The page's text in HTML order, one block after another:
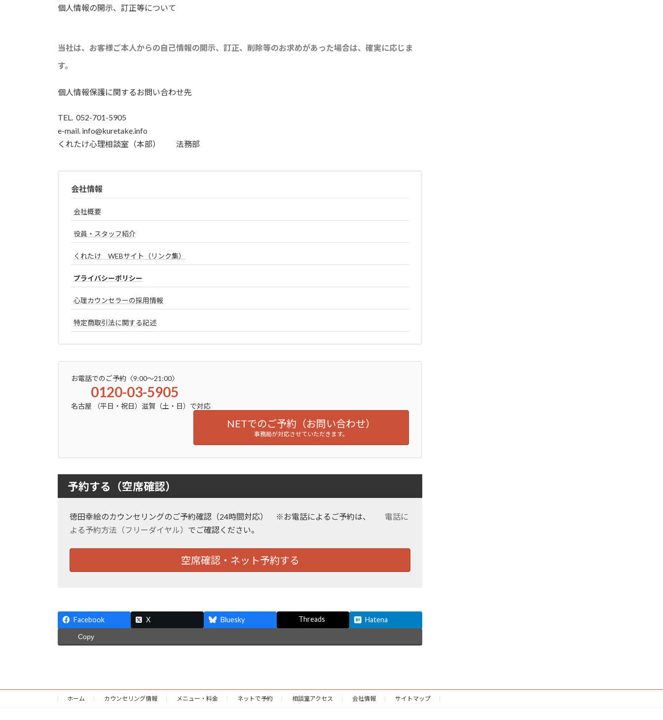
個人情報の開示、訂正等について
当社は、お客様ご本人からの自己情報の開示、訂正、削除等のお求めがあった場合は、確実に応じま
す。
個人情報保護に関するお問い合わせ先
TEL. 052-701-5905
e-mail. info@kuretake.info
くれたけ心理相談室（本部） 法務部
会社情報
会社概要
役員・スタッフ紹介
くれたけ WEBサイト（リンク集）
プライバシーポリシー
心理カウンセラーの採用情報
特定商取引法に関する記述
お電話でのご予約〈9:00～21:00〉
0120-03-5905
名古屋 （平日・祝日）滋賀（土・日）で対応
NETでのご予約（お問い合わせ）
事務局が対応させていただきます。
予約する（空席確認）
徳田幸絵のカウンセリングのご予約確認（24時間対応） ※お電話によるご予約は、
電話に
よる予約方法（フリーダイヤル） でご確認ください。
空席確認・ネット予約する
Facebook X Bluesky Threads Hatena
Copy
ホーム カウンセリング情報 メニュー・料金 ネットで予約 相談室アクセス 会社情報 サイトマップ